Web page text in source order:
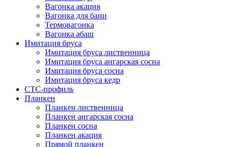
Вагонка акация
Вагонка для бани
Термовагонка
Вагонка абаш
Имитация бруса
Имитация бруса лиственница
Имитация бруса ангарская сосна
Имитация бруса сосна
Имитация бруса кедр
СТС-профиль
Планкен
Планкен лиственница
Планкен ангарская сосна
Планкен сосна
Планкен акация
Прямой планкен